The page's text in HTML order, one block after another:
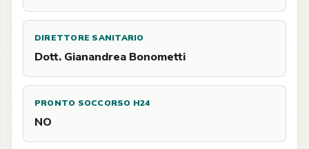
DIRETTORE SANITARIO
Dott. Gianandrea Bonometti
PRONTO SOCCORSO H24
NO